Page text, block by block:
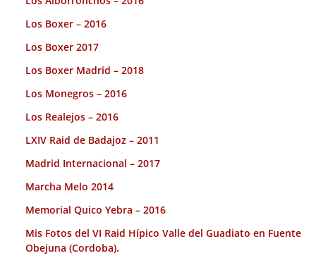
Los Boxer – 2016
Los Boxer 2017
Los Boxer Madrid – 2018
Los Monegros – 2016
Los Realejos – 2016
LXIV Raid de Badajoz – 2011
Madrid Internacional – 2017
Marcha Melo 2014
Memorial Quico Yebra – 2016
Mis Fotos del VI Raid Hípico Valle del Guadiato en Fuente
Obejuna (Cordoba).